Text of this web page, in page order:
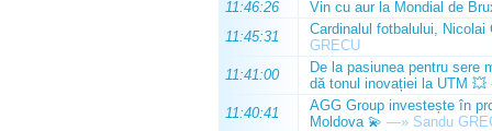
11:46:26
Vin cu aur la Mondial de
11:45:31
Cardinalul fotbalului,
GRECU
11:41:00
De la pasiunea pentru sere
dă tonul inovației la UTM 💥
11:40:41
AGG Group investește în
Moldova 💫 —» Sandu